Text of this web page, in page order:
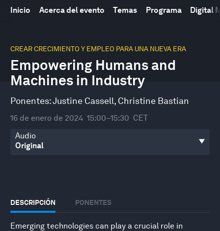
Inicio Acerca del evento Temas Programa Digital
CREAR CRECIMIENTO Y EMPLEO PARA UNA NUEVA ERA
Empowering Humans and
Machines in Industry
Ponentes:Justine Cassell, Christine Bastian
16 de enero de 2024 15:00–15:30 CET
Audio
DESCRIPCIÓN PONENTES
Emerging technologies can play a crucial role in
seconds
30
minutes,
50
seconds